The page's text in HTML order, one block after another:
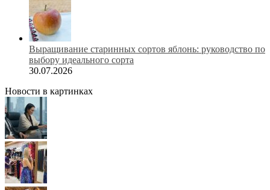
Выращивание старинных сортов яблонь: руководство по
выбору идеального сорта
30.07.2026
Новости в картинках